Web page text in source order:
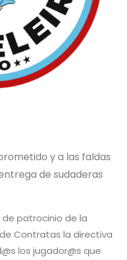
y a las faldas
de sudaderas
patrocinio de la
Contratas la directiva
los jugador@s que